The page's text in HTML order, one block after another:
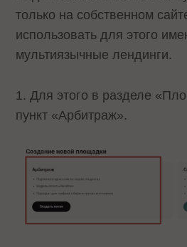
только на собственном
использовать для этого
мультиязычные лендинги.
1. Для этого в разделе
пункт «Арбитраж».